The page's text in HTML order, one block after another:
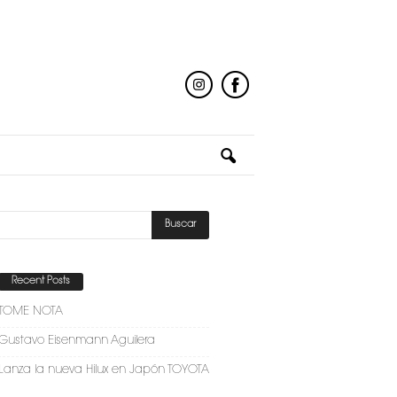
Recent Posts
TOME NOTA
Eisenmann Aguilera
Lanza la nueva Hilux en Japón TOYOTA